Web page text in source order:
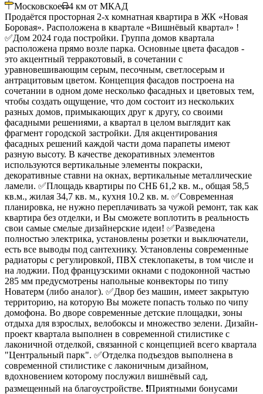
Московское 4 км от МКАД
Продаётся просторная 2-х комнатная квартира в ЖК «Новая
Боровая». Расположена в квартале «Вишнёвый квартал» !
✅Дом 2024 года постройки. Группа домов квартала
расположена прямо возле парка. Основные цвета фасадов -
это акцентный терракотовый, в сочетании с
уравновешивающим серым, песочным, светлосерым и
антрацитовым цветом. Концепция фасадов построена на
сочетании в одном доме несколько фасадных и цветовых тем,
чтобы создать ощущение, что дом состоит из нескольких
разных домов, примыкающих друг к другу, со своими
фасадными решениями, а квартал в целом выглядит как
фрагмент городской застройки. Для акцентирования
фасадных решений каждой части дома парапеты имеют
разную высоту. В качестве декоративных элементов
используются вертикальные элементы покраски,
декоративные ставни на окнах, вертикальные металлические
ламели. ✅Площадь квартиры по СНБ 61,2 кв. м., общая 58,5
кв.м., жилая 34,7 кв. м., кухня 10.2 кв. м. ✅Современная
планировка, не нужно переплачивать за чужой ремонт, так как
квартира без отделки, и Вы сможете воплотить в реальность
свои самые смелые дизайнерские идеи! ✅Разведена
полностью электрика, установлены розетки и выключатели,
есть все выводы под сантехнику. Установлены современные
радиаторы с регулировкой, ПВХ стеклопакеты, в том числе и
на лоджии. Под французскими окнами с подоконной частью
285 мм предусмотрены напольные конвекторы по типу
Новатерм (либо аналог). ✅Двор без машин, имеет закрытую
территорию, на которую Вы можете попасть только по чипу
домофона. Во дворе современные детские площадки, зоны
отдыха для взрослых, велобоксы и множество зелени. Дизайн-
проект квартала выполнен в современной стилистике с
лаконичной отделкой, связанной с концепцией всего квартала
"Центральный парк". ✅Отделка подъездов выполнена в
современной стилистике с лаконичным дизайном,
вдохновением которому послужил вишнёвый сад,
размещенный на благоустройстве. ❗Приятными бонусами